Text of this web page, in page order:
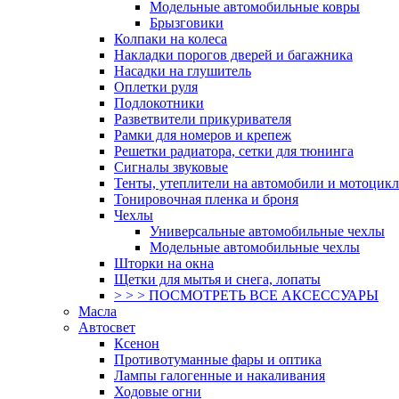
Модельные автомобильные ковры
Брызговики
Колпаки на колеса
Накладки порогов дверей и багажника
Насадки на глушитель
Оплетки руля
Подлокотники
Разветвители прикуривателя
Рамки для номеров и крепеж
Решетки радиатора, сетки для тюнинга
Сигналы звуковые
Тенты, утеплители на автомобили и
Тонировочная пленка и броня
Чехлы
Универсальные автомобильные чехлы
Модельные автомобильные чехлы
Шторки на окна
Щетки для мытья и снега, лопаты
> > > ПОСМОТРЕТЬ ВСЕ АКСЕССУАРЫ
Масла
Автосвет
Ксенон
Противотуманные фары и оптика
Лампы галогенные и накаливания
Ходовые огни